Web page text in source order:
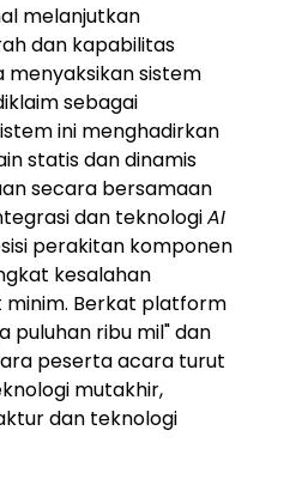
melanjutkan
dan kapabilitas
menyaksikan sistem
sebagai
ini menghadirkan
statis dan dinamis
secara bersamaan
dan teknologiAI
perakitan komponen
kesalahan
Berkat platform
puluhan ribu mil" dan
peserta acara turut
mutakhir,
dan teknologi